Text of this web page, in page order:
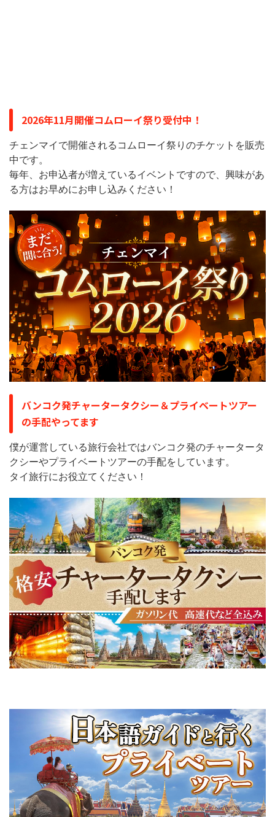
2026年11月開催コムローイ祭り受付中！
チェンマイで開催されるコムローイ祭りのチケットを販売
中です。
毎年、お申込者が増えているイベントですので、興味があ
る方はお早めにお申し込みください！
バンコク発チャータータクシー＆プライベートツアー
の手配やってます
僕が運営している旅行会社ではバンコク発のチャータータ
クシーやプライベートツアーの手配をしています。
タイ旅行にお役立てください！